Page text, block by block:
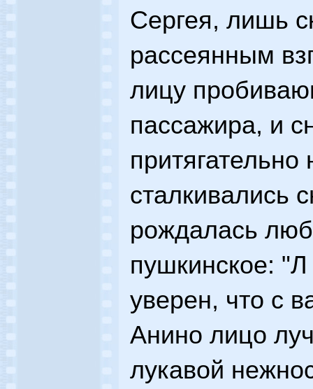
Сергея, лишь
рассеянным
лицу
пассажира, и
сталкивались
рождалась
пушкинское:
уверен, что с
Анино лицо
лукавой